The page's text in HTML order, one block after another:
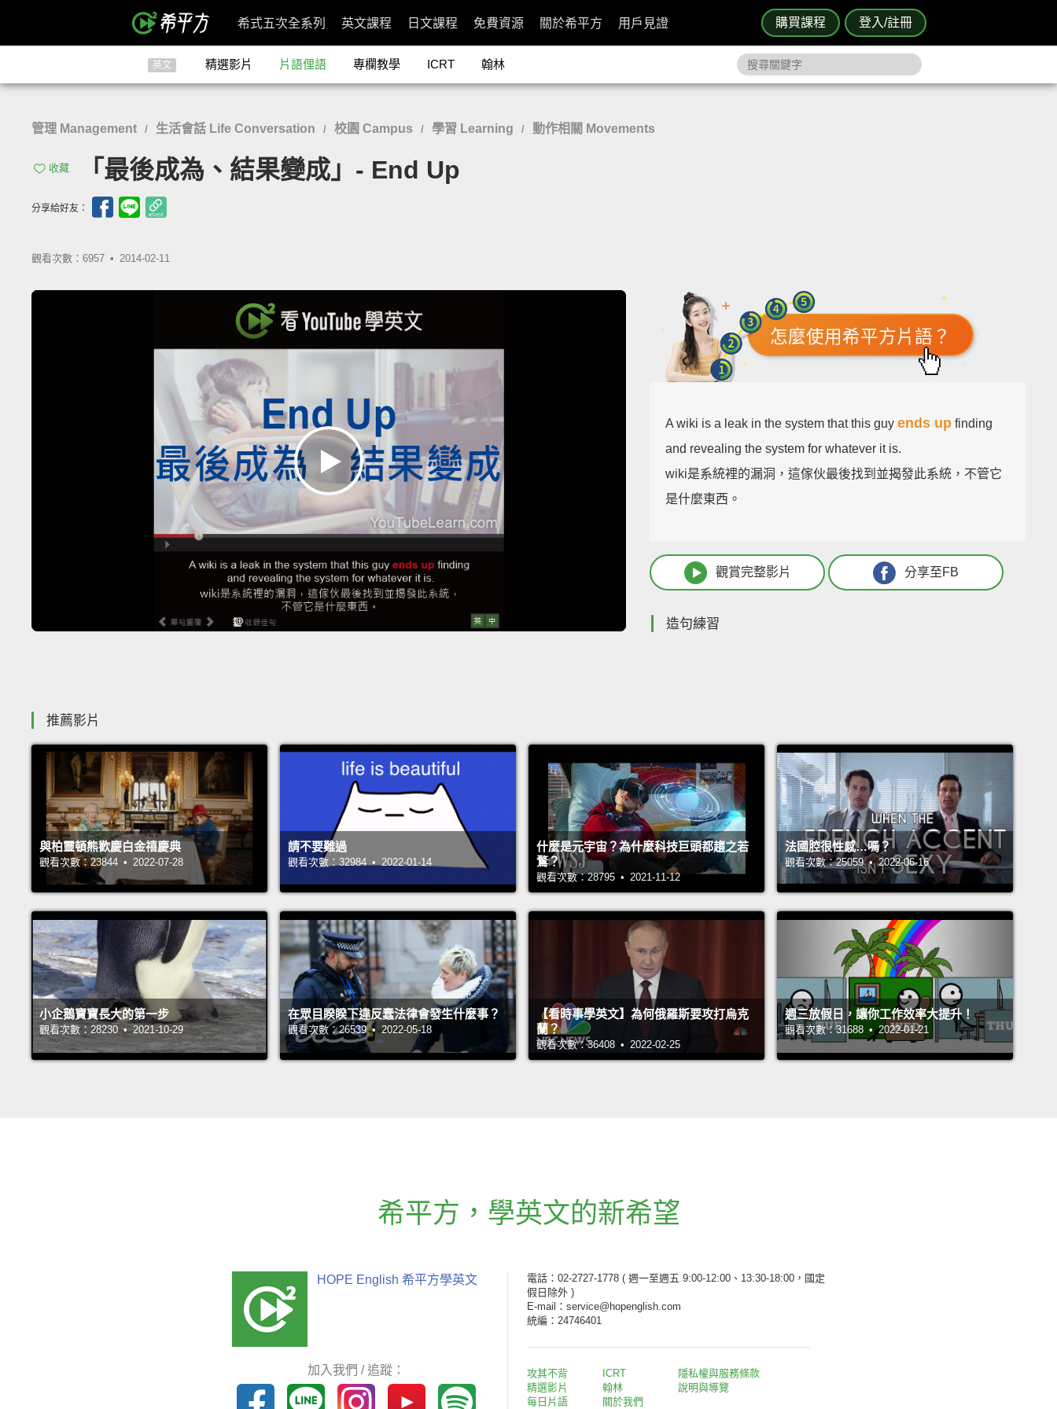
購買課程 登入/註冊
希式五次全系列 英文課程 日文課程 免費資源 關於希平方 用戶見證
英文 精選影片 片語俚語 專欄教學 ICRT 翰林
管理 Management / 生活會話 Life Conversation / 校園 Campus / 學習 Learning / 動作相關 Movements
收藏 「最後成為、結果變成」- End Up
分享給好友：
觀看次數：6957 • 2014-02-11
怎麼使用希平方片語？
A wiki is a leak in the system that this guyends up finding
and revealing the system for whatever it is.
wiki是系統裡的漏洞，這傢伙最後找到並揭發此系統，不管它
是什麼東西。
觀賞完整影片 分享至FB
造句練習
推薦影片
與柏靈頓熊歡慶白金禧慶典
觀看次數：23844 • 2022-07-28
請不要難過
觀看次數：32984 • 2022-01-14
什麼是元宇宙？為什麼科技巨頭都趨之若
鶩？
觀看次數：28795 • 2021-11-12
法國腔很性感…嗎？
觀看次數：25059 • 2022-06-16
小企鵝寶寶長大的第一步
觀看次數：28230 • 2021-10-29
在眾目睽睽下違反蠢法律會發生什麼事？
觀看次數：26539 • 2022-05-18
【看時事學英文】為何俄羅斯要攻打烏克
蘭？
觀看次數：36408 • 2022-02-25
週三放假日，讓你工作效率大提升！
觀看次數：31688 • 2022-01-21
希平方 ， 學英文的新希望
HOPE English 希平方學英文
加入我們 / 追蹤：
電話：02-2727-1778 ( 週一至週五 9:00-12:00、13:30-18:00，國定
假日除外 )
E-mail：service@hopenglish.com
統編：24746401
攻其不背
精選影片
每日片語
ICRT
翰林
關於我們
隱私權與服務條款
說明與導覽